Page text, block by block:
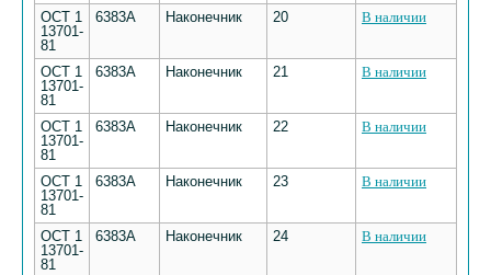
ОСТ 1
13701-
81
6383А Наконечник 20 В наличии
ОСТ 1
13701-
81
6383А Наконечник 21 В наличии
ОСТ 1
13701-
81
6383А Наконечник 22 В наличии
ОСТ 1
13701-
81
6383А Наконечник 23 В наличии
ОСТ 1
13701-
81
6383А Наконечник 24 В наличии